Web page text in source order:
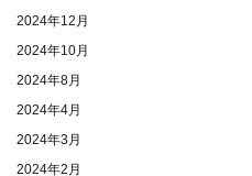
2024年12月
2024年10月
2024年8月
2024年4月
2024年3月
2024年2月